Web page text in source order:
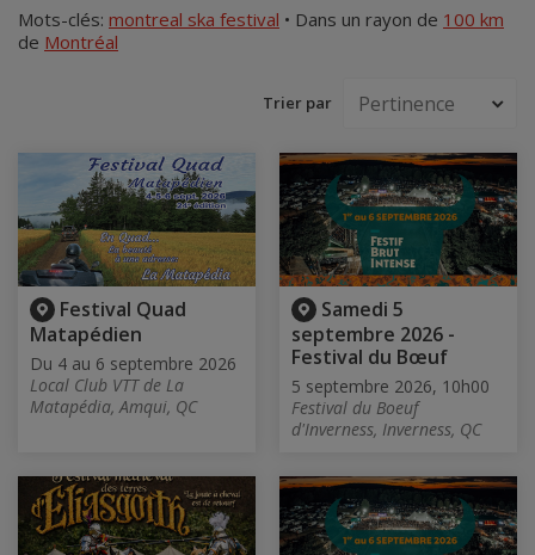
Mots-clés: montreal ska festival • Dans un rayon de 100 km
de Montréal
Trier par
Festival Quad
Matapédien
Du 4 au 6 septembre 2026
Local Club VTT de La
Matapédia, Amqui, QC
Samedi 5
septembre 2026 -
Festival du Bœuf
5 septembre 2026, 10h00
Festival du Boeuf
d'Inverness, Inverness, QC